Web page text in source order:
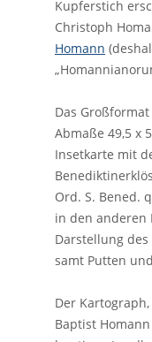
Kupferstich
Christoph
Homann
Das
Abmaße 49,5 x
Insetkarte mit
Ord. S. Bened.
in den anderen
Darstellung
samt Putten
Der
Baptist